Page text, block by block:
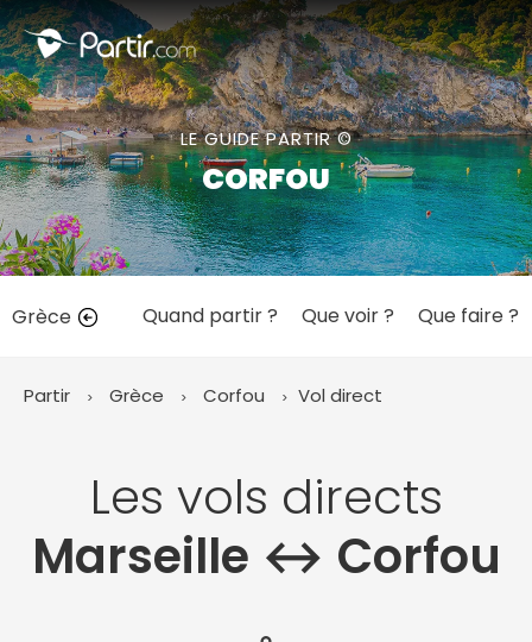
LE GUIDE PARTIR ©
CORFOU
Grèce Quand partir ? Que voir ? Que faire ?
Partir Grèce Corfou Vol direct
Les vols directs
Marseille ↔︎ Corfou
Fermer
📍 Destinations populaires
☀️ Où partir par mois
Juillet
Août Septembre
Octobre